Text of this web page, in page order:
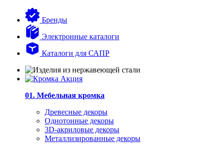
Бренды
Электронные каталоги
Каталоги для САПР
01. Мебельная кромка
Древесные декоры
Однотонные декоры
3D-акриловые декоры
Металлизированные декоры